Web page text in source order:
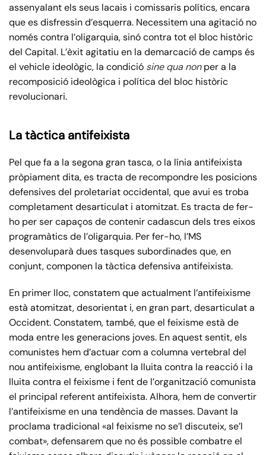
assenyalant els seus lacais i comissaris polítics, encara
que es disfressin d’esquerra. Necessitem una agitació no
només contra l’oligarquia, sinó contra tot el bloc històric
del Capital. L’èxit agitatiu en la demarcació de camps és
el vehicle ideològic, la condició sine qua nonper a la
recomposició ideològica i política del bloc històric
revolucionari.
La tàctica antifeixista
Pel que fa a la segona gran tasca, o la línia antifeixista
pròpiament dita, es tracta de recompondre les posicions
defensives del proletariat occidental, que avui es troba
completament desarticulat i atomitzat. Es tracta de fer-
ho per ser capaços de contenir cadascun dels tres eixos
programàtics de l’oligarquia. Per fer-ho, l’MS
desenvoluparà dues tasques subordinades que, en
conjunt, componen la tàctica defensiva antifeixista.
En primer lloc, constatem que actualment l’antifeixisme
està atomitzat, desorientat i, en gran part, desarticulat a
Occident. Constatem, també, que el feixisme està de
moda entre les generacions joves. En aquest sentit, els
comunistes hem d’actuar com a columna vertebral del
nou antifeixisme, englobant la lluita contra la reacció i la
lluita contra el feixisme i fent de l’organització comunista
el principal referent antifeixista. Alhora, hem de convertir
l’antifeixisme en una tendència de masses. Davant la
proclama tradicional «al feixisme no se’l discuteix, se’l
combat», defensarem que no és possible combatre el